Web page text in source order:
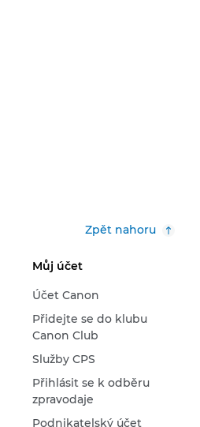
Zpět nahoru
Můj účet
Účet Canon
Přidejte se do klubu
Canon Club
Služby CPS
Přihlásit se k odběru
zpravodaje
Podnikatelský účet